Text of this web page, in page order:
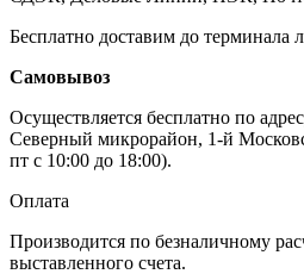
Бесплатно доставим до
Самовывоз
Осуществляется бесплатно по
Северный микрорайон, 1-й
пт с 10:00 до 18:00).
Оплата
Производится по безналичному
выставленного счета.